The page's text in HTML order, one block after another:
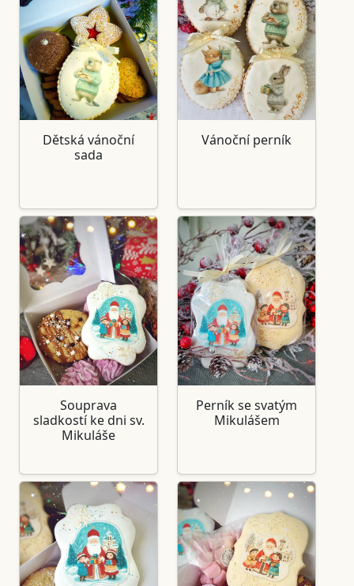
Dětská vánoční
sada
Vánoční perník
Souprava
sladkostí ke dni sv.
Mikuláše
Perník se svatým
Mikulášem